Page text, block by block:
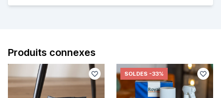
Produits connexes
SOLDES -33%